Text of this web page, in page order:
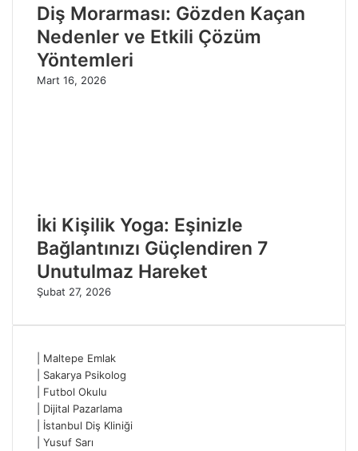
Diş Morarması: Gözden Kaçan
Nedenler ve Etkili Çözüm
Yöntemleri
Mart 16, 2026
İki Kişilik Yoga: Eşinizle
Bağlantınızı Güçlendiren 7
Unutulmaz Hareket
Şubat 27, 2026
Maltepe Emlak
Sakarya Psikolog
Futbol Okulu
Dijital Pazarlama
İstanbul Diş Kliniği
Yusuf Sarı